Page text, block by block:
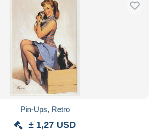
Pin-Ups, Retro
± 1,27 USD